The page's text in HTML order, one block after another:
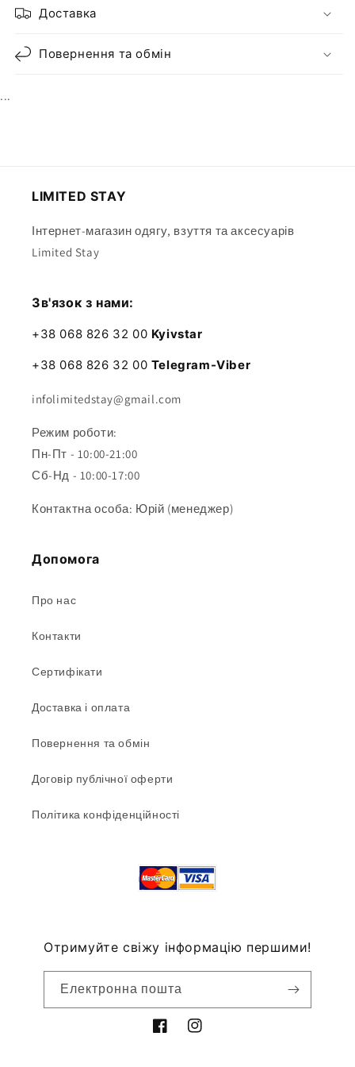
Доставка
Повернення та обмін
...
LIMITED STAY
Інтернет-магазин одягу, взуття та аксесуарів
Limited Stay
Зв'язок з нами:
+38 068 826 32 00 Kyivstar
+38 068 826 32 00 Telegram-Viber
infolimitedstay@gmail.com
Режим роботи:
Пн-Пт - 10:00-21:00
Сб-Нд - 10:00-17:00
Контактна особа: Юрій (менеджер)
Допомога
Про нас
Контакти
Сертифікати
Доставка і оплата
Повернення та обмін
Договір публічної оферти
Політика конфіденційності
Отримуйте свіжу інформацію першими!
Електронна пошта